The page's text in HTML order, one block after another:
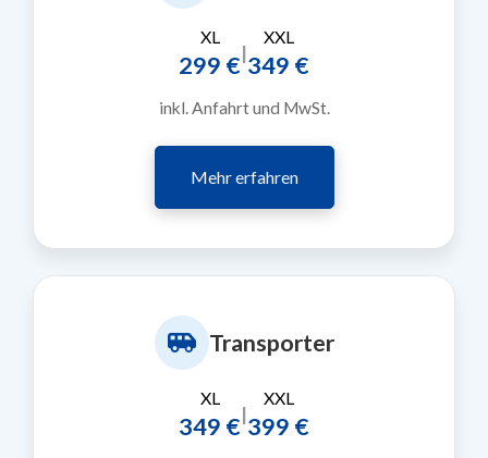
XL
299 €|
XXL
349 €
inkl. Anfahrt und MwSt.
Mehr erfahren
Transporter
XL
349 €|
XXL
399 €